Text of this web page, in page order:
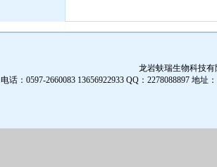
龙岩蚨瑞生物科技
电话：0597-2660083 13656922933 QQ：2278088897 地